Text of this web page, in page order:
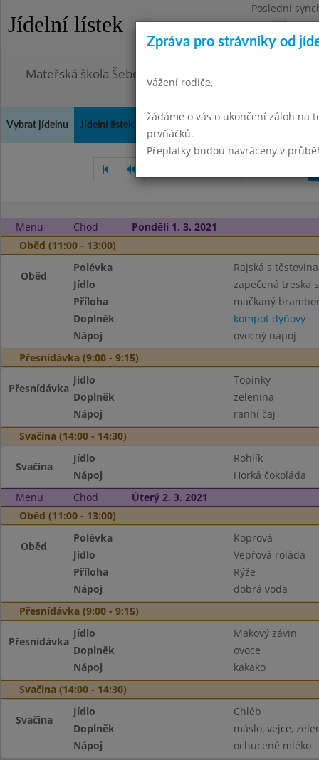
Jídelní lístek
Poslední
Pondělí
Omezení
Mateřská škola Šebetov, příspěvková organizace
Vybrat jídelnu Jídelní lístek
Menu Chod
Pondělí 1. 3. 2021
Oběd (11:00 - 13:00)
Oběd
Polévka
Rajská s
Jídlo
zapečená treska
Příloha
mačkaný
Doplněk
kompot dýňový
Nápoj
ovocný nápoj
Přesnídávka (9:00 - 9:15)
Přesnídávka
Jídlo
Topinky
Doplněk
zelenina
Nápoj
ranní čaj
Svačina (14:00 - 14:30)
Svačina
Jídlo
Rohlík
Nápoj
Horká čokoláda
Menu
Chod
Úterý 2. 3. 2021
Oběd (11:00 - 13:00)
Oběd
Polévka
Koprová
Jídlo
Vepřová roláda
Příloha
Rýže
Nápoj
dobrá voda
Přesnídávka (9:00 - 9:15)
Přesnídávka
Jídlo
Makový závin
Doplněk
ovoce
Nápoj
kakako
Svačina (14:00 - 14:30)
Svačina
Jídlo
Chléb
Doplněk
máslo, vejce,
Nápoj
ochucené mléko
Zpráva pro strávníky od
Vážení rodiče,
žádáme o vás o ukončení záloh na
prvňáčků.
Přeplatky budou navráceny v